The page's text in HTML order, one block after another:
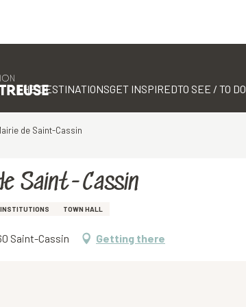
THE DESTINATIONSGET INSPIREDTO SEE / TO DO
de Saint-Cassin
Saint-Cassin
TOWN HALL
Saint-Cassin Getting there